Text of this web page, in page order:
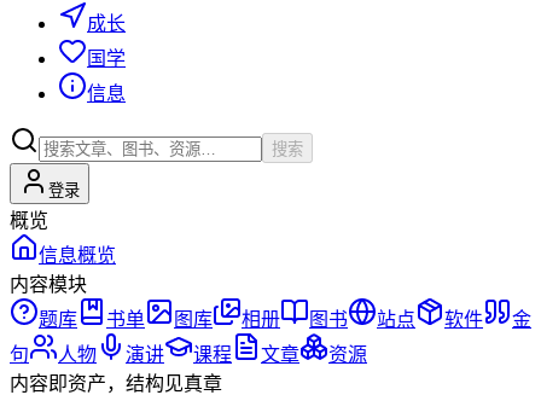
成长
国学
信息
搜索
登录
概览
信息概览
内容模块
题库
书单 图库 相册 图书 站点 软件
金
句
人物 演讲 课程 文章
资源
内容即资产，结构见真章